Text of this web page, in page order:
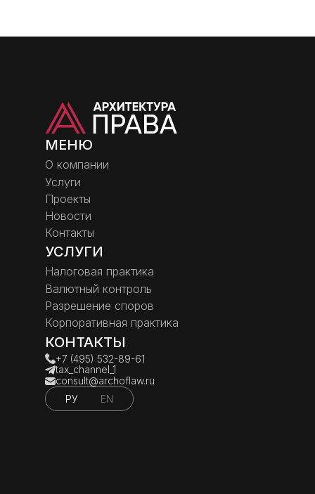
МЕНЮ
О компании
Услуги
Проекты
Новости
Контакты
УСЛУГИ
Налоговая практика
Валютный контроль
Разрешение споров
Корпоративная практика
КОНТАКТЫ
+7 (495) 532-89-61
tax_channel_1
consult@archoflaw.ru
РУ
EN